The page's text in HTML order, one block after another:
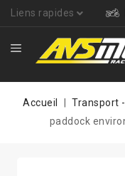
Liens rapides
Accueil Transport
paddock